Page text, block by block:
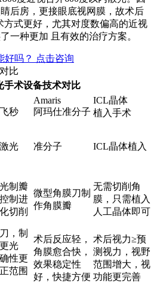
后房，更接眼底视网膜，故术后
方式更好，尤其对度数偏高的近视
一种更加 且有效的治疗方案。
好吗？ 点击咨询
手术设备技术对比
秒
Amaris
阿玛仕准分子
ICL晶体
植入手术
光 准分子 ICL晶体植入
制瓣
制进
切削
微型角膜刀制
作角膜瓣
无需切削角
膜，只需植入
人工晶体即可
，制
光
性更
范围
术后反应轻，
角膜愈合快，
效果稳定性
好，快捷方便
术后视力≥预
测视力，视野
范围增大，视
功能更完善